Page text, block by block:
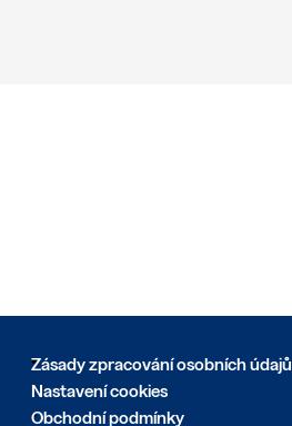
Zásady zpracování osobních údajů
Nastavení cookies
Obchodní podmínky